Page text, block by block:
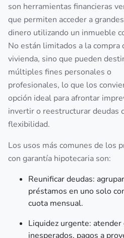
son herramientas financieras
que permiten acceder a
dinero utilizando un inmueble
No están limitados a la compra
vivienda, sino que pueden
múltiples fines personales o
profesionales, lo que los
opción ideal para afrontar
invertir o reestructurar deudas
flexibilidad.
Los usos más comunes de los
con garantía hipotecaria son:
Reunificar deudas:
préstamos en uno solo
cuota mensual.
Liquidez urgente: atender
inesperados, pagos a